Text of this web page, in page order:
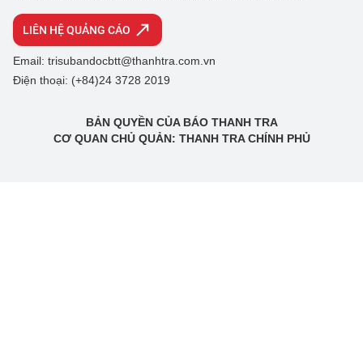
LIÊN HỆ QUẢNG CÁO
Email: trisubandocbtt@thanhtra.com.vn
Điện thoại: (+84)24 3728 2019
BẢN QUYỀN CỦA BÁO THANH TRA
CƠ QUAN CHỦ QUẢN: THANH TRA CHÍNH PHỦ